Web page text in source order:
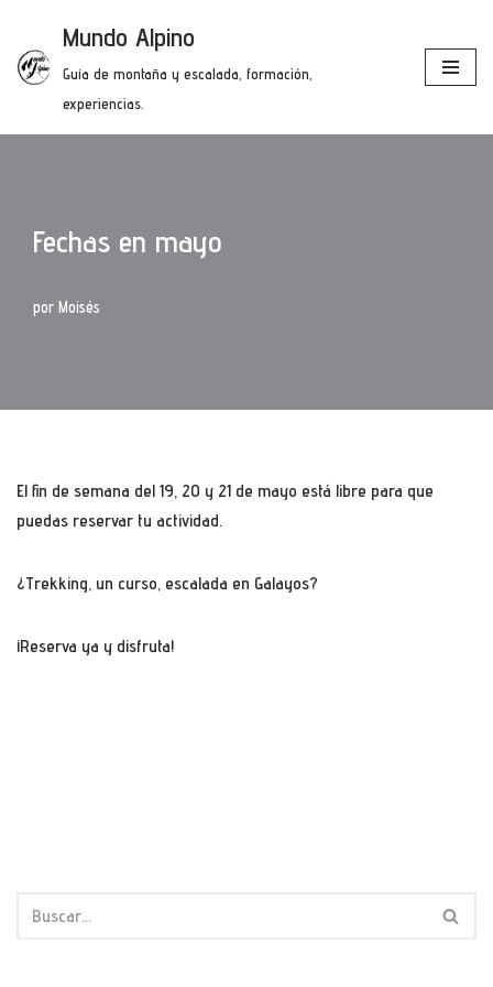
Saltar
al
Mundo Alpino
Guía de montaña y escalada, formación,
experiencias.
Fechas en mayo
por Moisés
El fin de semana del 19, 20 y 21 de mayo está libre para que
puedas reservar tu actividad.
¿Trekking, un curso, escalada en Galayos?
¡Reserva ya y disfruta!